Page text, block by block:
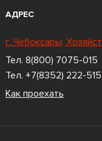
АДРЕС
г. Чебоксары,
Тел. 8(800) 7075-015
Тел. +7(8352) 222-515
Как проехать